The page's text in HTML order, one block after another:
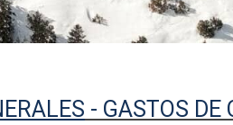
- GASTOS DE